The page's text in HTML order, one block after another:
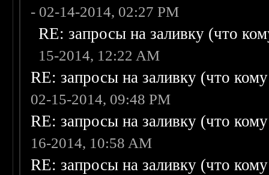
- 02-14-2014, 02:27 PM
RE: запросы на заливку (что
15-2014, 12:22 AM
RE: запросы на заливку (что
02-15-2014, 09:48 PM
RE: запросы на заливку (что
16-2014, 10:58 AM
RE: запросы на заливку (что